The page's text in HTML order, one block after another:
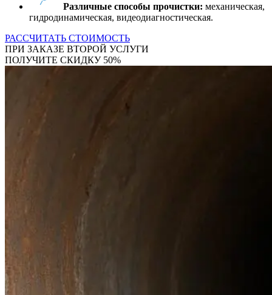
Различные способы прочистки: механическая,
гидродинамическая, видеодиагностическая.
РАССЧИТАТЬ СТОИМОСТЬ
ПРИ ЗАКАЗЕ ВТОРОЙ УСЛУГИ
ПОЛУЧИТЕ СКИДКУ 50%